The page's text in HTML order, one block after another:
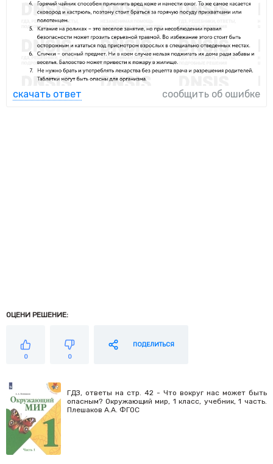
скачать ответ сообщить об ошибке
ОЦЕНИ РЕШЕНИЕ:
0 0
ПОДЕЛИТЬСЯ
ГДЗ, ответы на стр. 42 - Что вокруг нас может быть
опасным? Окружающий мир, 1 класс, учебник, 1 часть.
Плешаков А.А. ФГОС